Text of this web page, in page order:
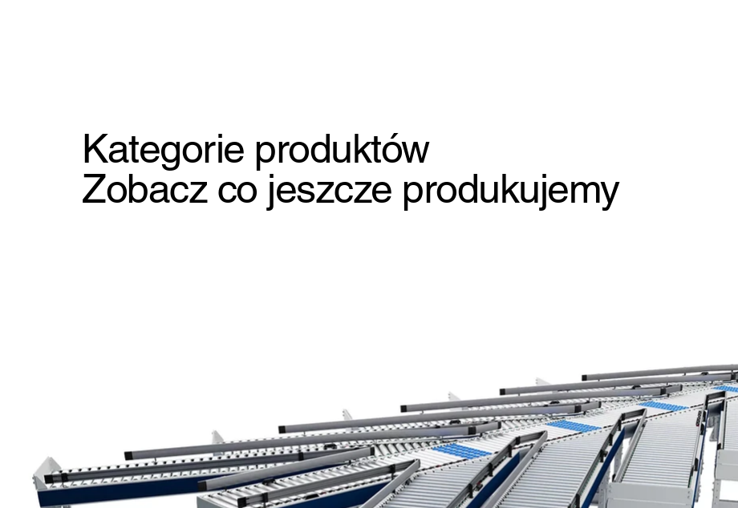
Kategorie produktów
Zobacz co jeszcze produkujemy